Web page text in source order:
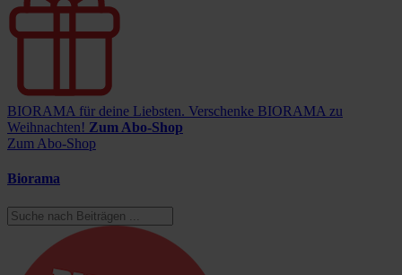
BIORAMA für deine Liebsten. Verschenke BIORAMA zu
Weihnachten! Zum Abo-Shop
Zum Abo-Shop
Biorama